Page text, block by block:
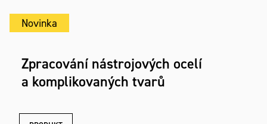
Novinka
Zpracování nástrojových ocelí
a komplikovaných tvarů